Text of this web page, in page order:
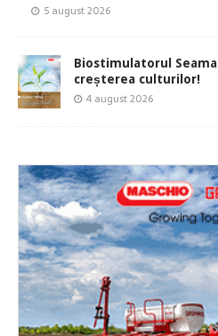
5 august 2026
Biostimulatorul
creșterea culturilor!
4 august 2026